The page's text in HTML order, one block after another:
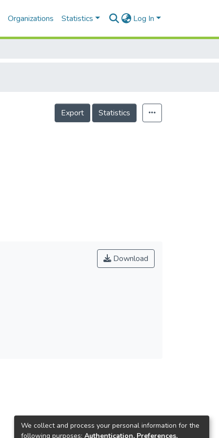
Organizations Statistics Log In
Export Statistics
Download
We collect and process your personal information for the
following purposes: Authentication, Preferences,